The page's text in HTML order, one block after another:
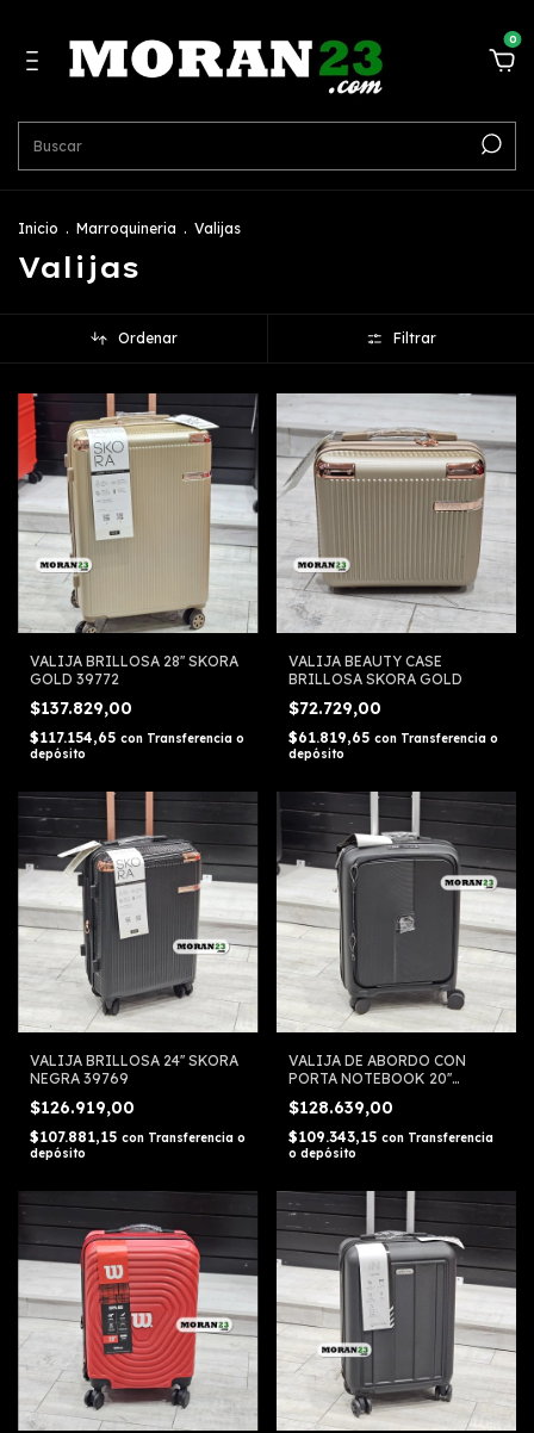
0
Inicio . Marroquineria . Valijas
Valijas
Ordenar Filtrar
VALIJA BRILLOSA 28'' SKORA
GOLD 39772
$137.829,00
$117.154,65 con Transferencia o
depósito
VALIJA BEAUTY CASE
BRILLOSA SKORA GOLD
$72.729,00
$61.819,65 con Transferencia o
depósito
VALIJA BRILLOSA 24'' SKORA
NEGRA 39769
$126.919,00
$107.881,15 con Transferencia o
depósito
VALIJA DE ABORDO CON
PORTA NOTEBOOK 20''
$128.639,00
$109.343,15 con Transferencia
o depósito